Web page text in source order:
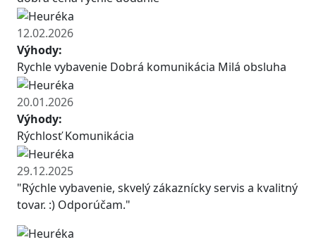
12.02.2026
Výhody:
Rychle vybavenie Dobrá komunikácia Milá obsluha
20.01.2026
Výhody:
Rýchlosť Komunikácia
29.12.2025
"Rýchle vybavenie, skvelý zákaznícky servis a kvalitný
tovar. :) Odporúčam."